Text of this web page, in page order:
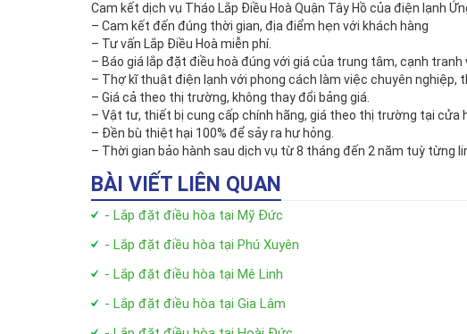
Cam kết dịch vụ Tháo Lắp Điều Hoà Quận Tây Hồ của điện lạnh
– Cam kết đến đúng thời gian, địa điểm hẹn với khách hàng
– Tư vấn Lắp Điều Hoà miễn phí.
– Báo giá lắp đặt điều hoà đúng với giá của trung tâm, cạnh tranh
– Thợ kĩ thuật điện lạnh với phong cách làm việc chuyên nghiệp,
– Giá cả theo thị trường, không thay đổi bảng giá.
– Vật tư, thiết bị cung cấp chính hãng, giá theo thị trường tại cửa
– Đền bù thiệt hại 100% để sảy ra hư hỏng.
– Thời gian bảo hành sau dịch vụ từ 8 tháng đến 2 năm tuỳ từng
BÀI VIẾT LIÊN QUAN
- Lắp đặt điều hòa tại Mỹ Đức
- Lắp đặt điều hòa tại Phú Xuyên
- Lắp đặt điều hòa tại Mê Linh
- Lắp đặt điều hòa tại Gia Lâm